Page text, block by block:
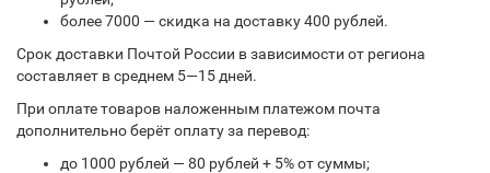
более 7000 — скидка на доставку 400 рублей.
Срок доставки Почтой России в зависимости от региона
составляет в среднем 5—15 дней.
При оплате товаров наложенным платежом почта
дополнительно берёт оплату за перевод:
до 1000 рублей — 80 рублей + 5% от суммы;